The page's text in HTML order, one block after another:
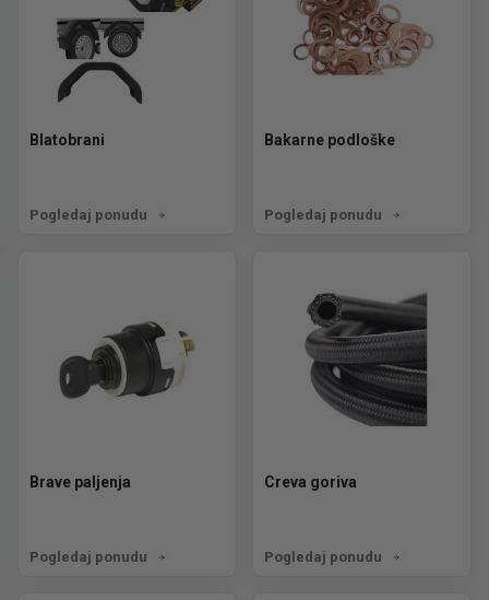
Blatobrani
Pogledaj ponudu
Bakarne podloške
Pogledaj ponudu
Brave paljenja
Pogledaj ponudu
Creva goriva
Pogledaj ponudu